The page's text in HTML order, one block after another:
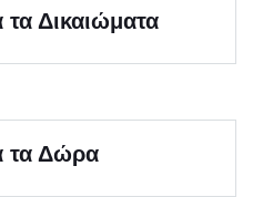
Δικαιώματα
τα Δώρα